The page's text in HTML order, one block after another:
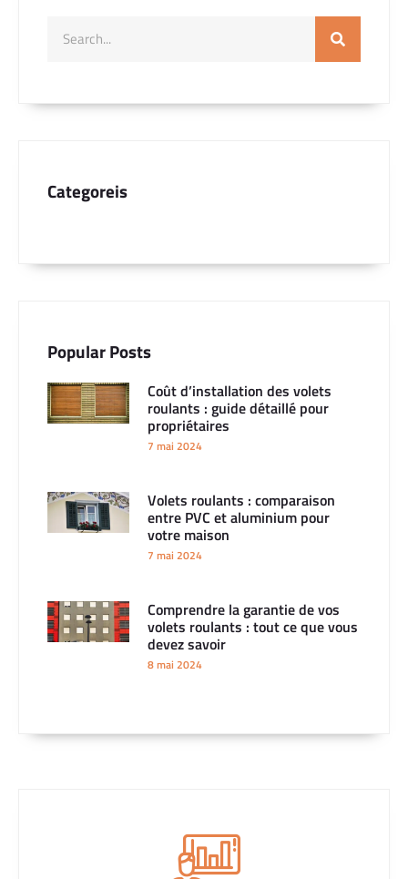
Categoreis
Popular Posts
Coût d’installation des volets
roulants : guide détaillé pour
propriétaires
7 mai 2024
Volets roulants : comparaison
entre PVC et aluminium pour
votre maison
7 mai 2024
Comprendre la garantie de vos
volets roulants : tout ce que vous
devez savoir
8 mai 2024